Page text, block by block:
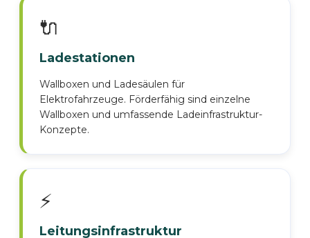
🔌
Ladestationen
Wallboxen und Ladesäulen für
Elektrofahrzeuge. Förderfähig sind einzelne
Wallboxen und umfassende Ladeinfrastruktur-
Konzepte.
⚡
Leitungsinfrastruktur